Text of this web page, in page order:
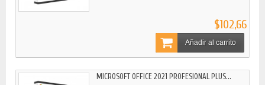
$102,66
Añadir al carrito
MICROSOFT OFFICE 2021 PROFESIONAL PLUS...